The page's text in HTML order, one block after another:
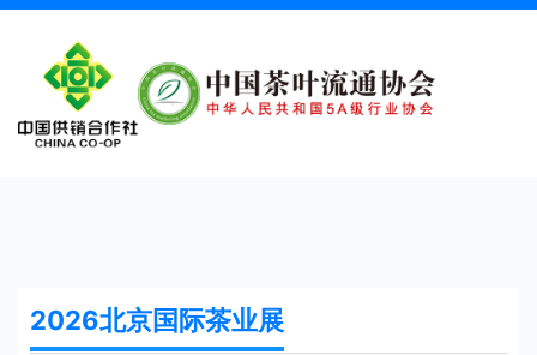
2026北京国际茶业展